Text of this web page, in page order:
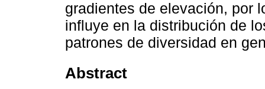
gradientes de elevación, por
influye en la distribución de
patrones de diversidad en
Abstract